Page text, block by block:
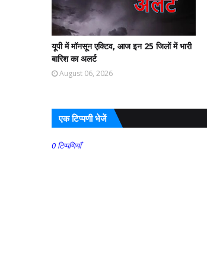
यूपी में मॉनसून एक्टिव, आज इन 25 जिलों में भारी
बारिश का अलर्ट
August 06, 2026
एक टिप्पणी भेजें
0 टिप्पणियाँ